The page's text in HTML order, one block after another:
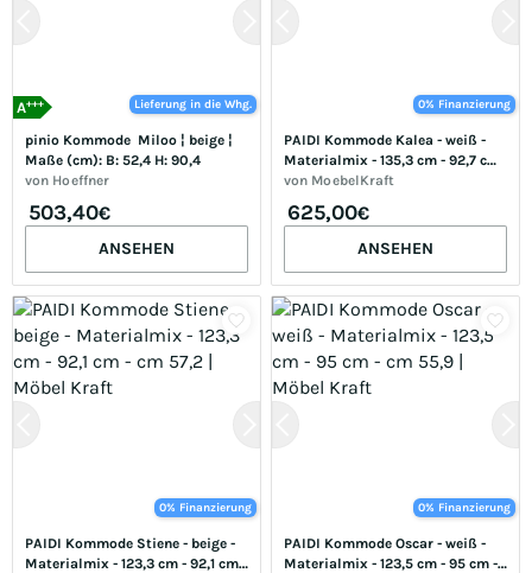
Lieferung in die Whg.
A+++
pinio Kommode  Miloo ¦ beige ¦
Maße (cm): B: 52,4 H: 90,4
von Hoeffner
503,40€
ANSEHEN
0% Finanzierung
PAIDI Kommode Kalea - weiß -
Materialmix - 135,3 cm - 92,7 cm
- cm 55,6 | Möbel Kraft
von MoebelKraft
625,00€
ANSEHEN
0% Finanzierung
PAIDI Kommode Stiene - beige -
Materialmix - 123,3 cm - 92,1 cm
0% Finanzierung
PAIDI Kommode Oscar - weiß -
Materialmix - 123,5 cm - 95 cm -